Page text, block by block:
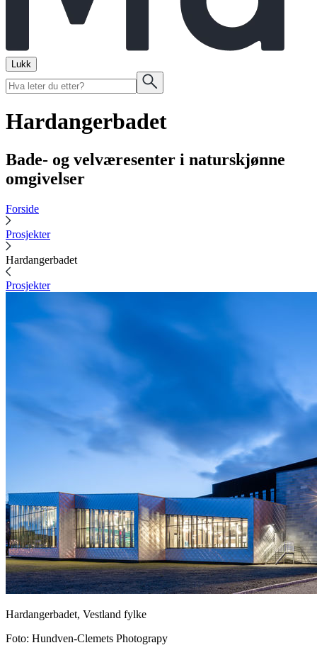
Lukk
Hardangerbadet
Bade- og velværesenter i naturskjønne
omgivelser
Forside
Prosjekter
Hardangerbadet
Prosjekter
Hardangerbadet, Vestland fylke
Foto: Hundven-Clemets Photograpy